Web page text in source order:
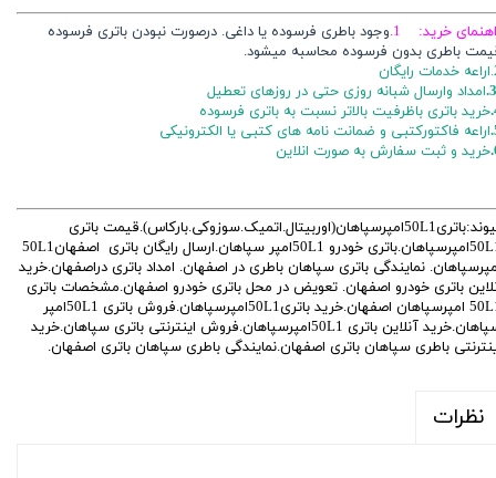
خرید: 1.
وجود باطری فرسوده یا داغی. درصورت نبودن باتری فرسوده
باطری بدون فرسوده محاسبه میشود.
3. امداد وارسال شبانه روزی حتی در روزهای تعطیل
خرید باتری باظرفیت بالاتر نسبت به باتری فرسوده
اراعه فاکتورکتبی و ضمانت نامه های کتبی یا الکترونیکی
خرید و ثبت سفارش به صورت انلاین
پیوند:باتری50L1امپرسپاهان(اوربیتال.اتمیک.سوزوکی.بارکاس).قیمت باتری
50L1امپرسپاهان.باتری خودرو 50L1امپر سپاهان.ارسال رایگان باتری اصفهان50L1
نمایندگی باتری سپاهان باطری در اصفهان. امداد باتری دراصفهان.خرید
باتری خودرو اصفهان. تعویض در محل باتری خودرو اصفهان.مشخصات باتری
50L1 امپرسپاهان اصفهان.خرید باتری50L1امپرسپاهان.فروش باتری 50L1امپر
سپاهان.خرید آنلاین باتری 50L1امپرسپاهان.فروش اینترنتی باتری سپاهان.خرید
باطری سپاهان باتری اصفهان.نمایندگی باطری سپاهان باتری اصفهان.
نظرات